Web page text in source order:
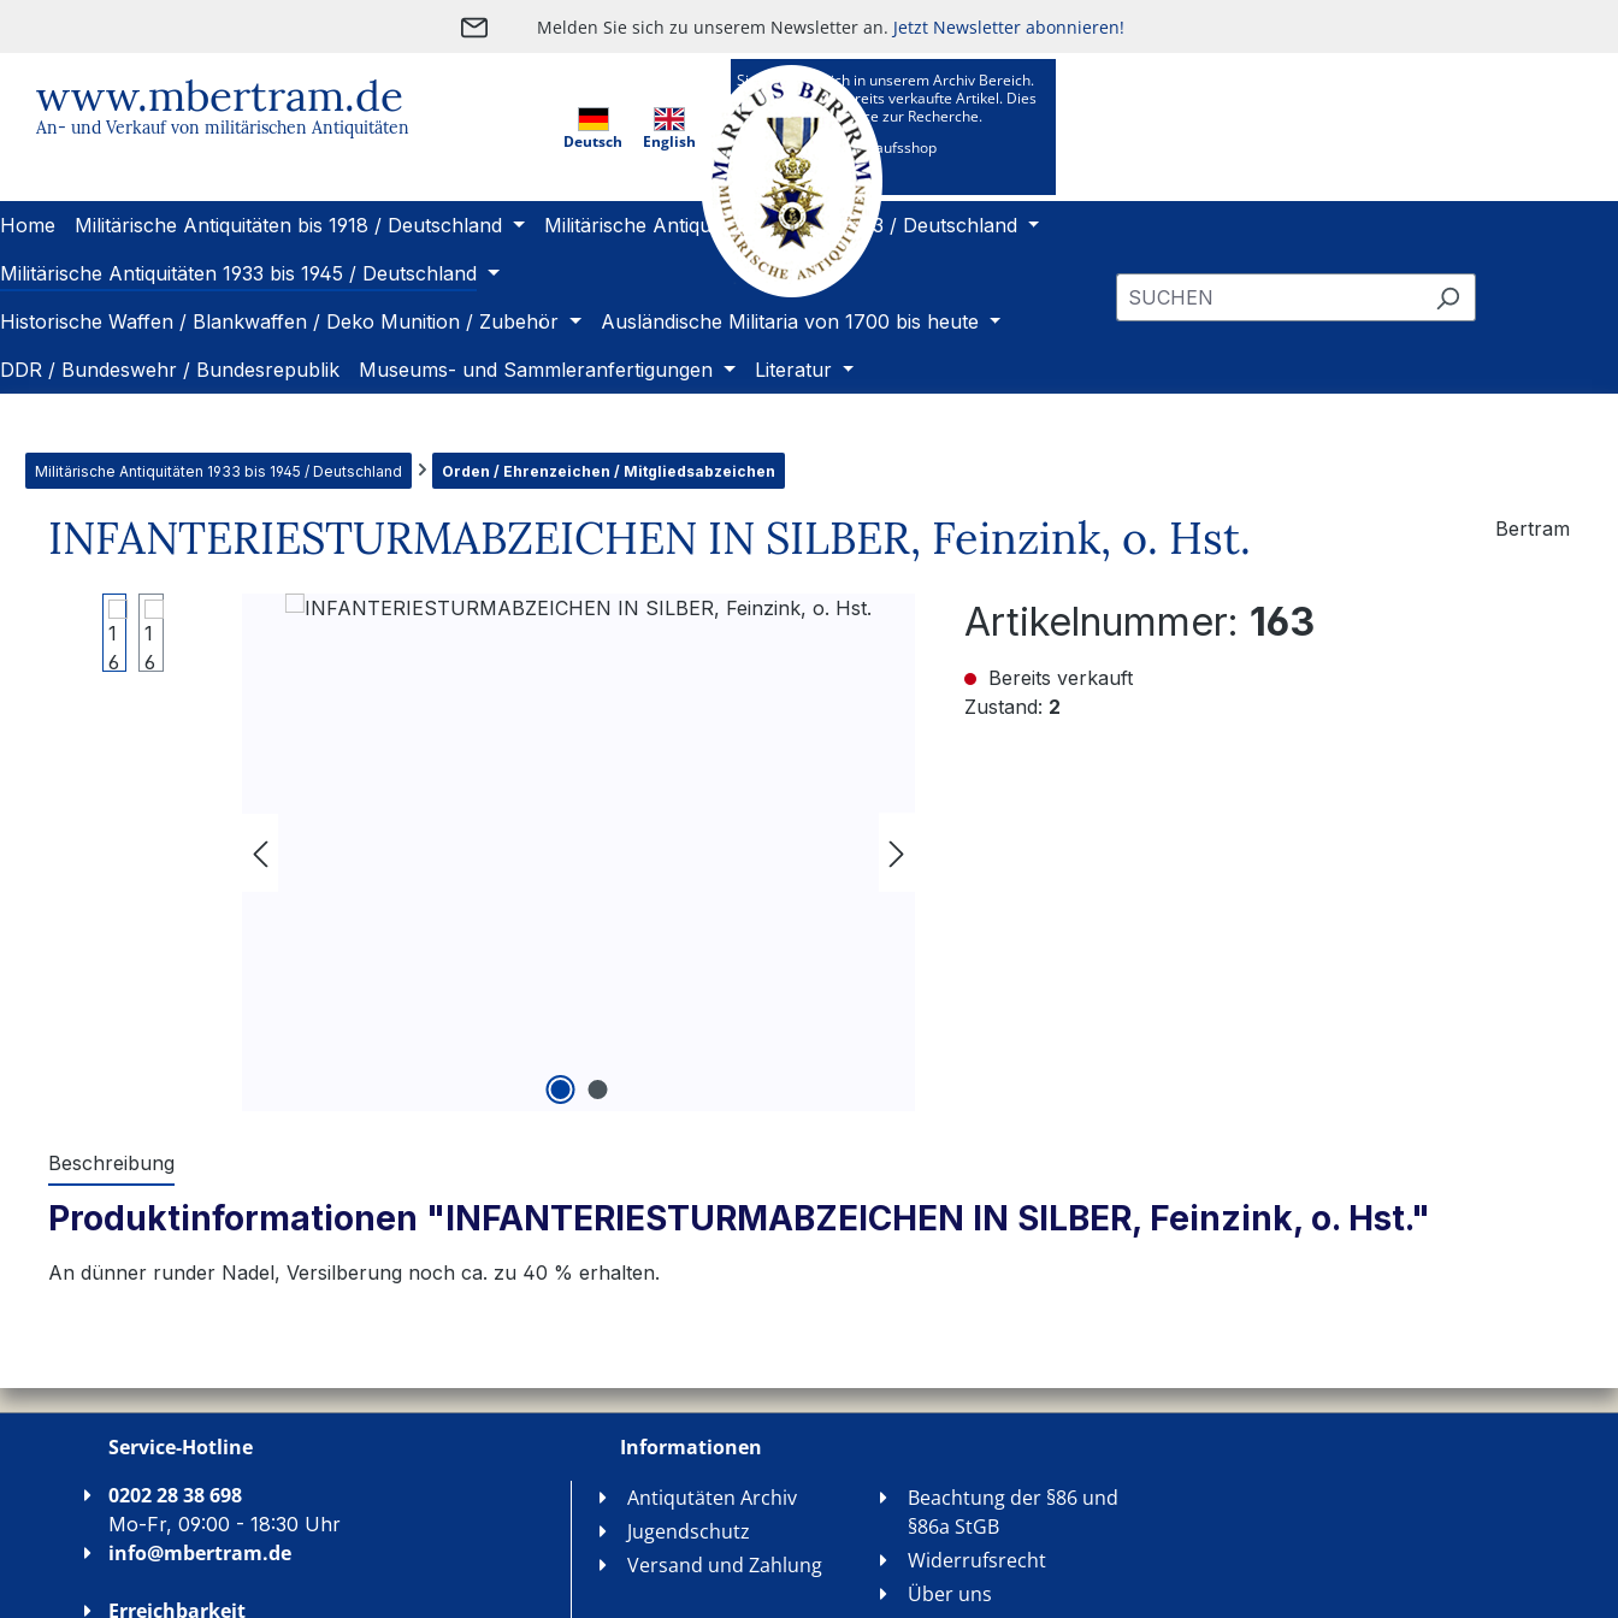
Melden Sie sich zu unserem Newsletter an. Jetzt Newsletter abonnieren!
www.mbertram.de
An- und Verkauf von militärischen Antiquitäten
Deutsch English
Sie befinden sich in unserem Archiv Bereich.
Hier sehen Sie bereits verkaufte Artikel. Dies
ist ein Kundenservice zur Recherche.
Zu unserem Verkaufsshop
Home Militärische Antiquitäten bis 1918 / Deutschland
Militärische Antiquitäten 1919 bis 1933 / Deutschland
Militärische Antiquitäten 1933 bis 1945 / Deutschland
Historische Waffen / Blankwaffen / Deko Munition / Zubehör
Ausländische Militaria von 1700 bis heute
DDR / Bundeswehr / Bundesrepublik
Museums- und Sammleranfertigungen Literatur
Militärische Antiquitäten 1933 bis 1945 / Deutschland Orden / Ehrenzeichen / Mitgliedsabzeichen
INFANTERIESTURMABZEICHEN IN SILBER, Feinzink, o. Hst. Bertram
Bildergalerie überspringen Artikelnummer: 163
Bereits verkauft
Zustand: 2
Beschreibung
Produktinformationen "INFANTERIESTURMABZEICHEN IN SILBER, Feinzink, o. Hst."
An dünner runder Nadel, Versilberung noch ca. zu 40 % erhalten.
Service-Hotline
0202 28 38 698
Mo-Fr, 09:00 - 18:30 Uhr
info@mbertram.de
Erreichbarkeit
Informationen
Antiqutäten Archiv
Jugendschutz
Versand und Zahlung
Beachtung der §86 und
§86a StGB
Widerrufsrecht
Über uns